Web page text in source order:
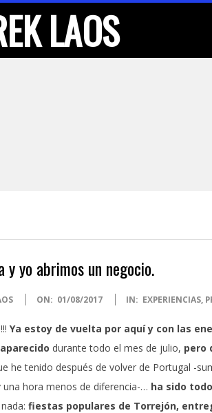
LAOS
yo abrimos un negocio.
ON: 01/08/2017 IN: EXPERIENCIAS,
Ya estoy de vuelta por aquí y con las
durante todo el mes de julio, pero
he tenido después de volver de Portugal -
una hora menos de diferencia-… ha sido
fiestas populares de Torrejón,